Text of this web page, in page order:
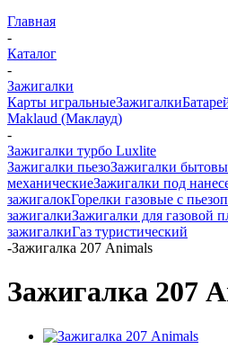
Главная
-
Каталог
-
Зажигалки
Карты игральныеЗажигалки
Maklaud (Маклауд)
-
Зажигалки турбо Luxlite
Зажигалки пьезоЗажигалки
механическиеЗажигалки под
зажигалокГорелки газовые с
зажигалкиЗажигалки для газовой
зажигалкиГаз туристический
-Зажигалка 207 Animals
Зажигалка 207